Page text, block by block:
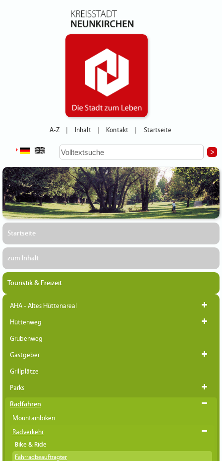
A-Z Inhalt Kontakt Startseite
Startseite
zum Inhalt
Touristik & Freizeit
AHA - Altes Hüttenareal
Hüttenweg
Grubenweg
Gastgeber
Grillplätze
Parks
Radfahren
Mountainbiken
Radverkehr
Bike & Ride
Fahrradbeauftragter